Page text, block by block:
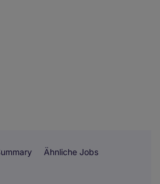
Ähnliche Jobs